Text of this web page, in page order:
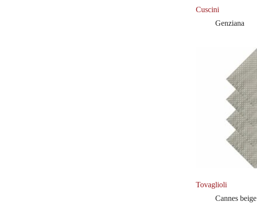
Cuscini
Genziana
Tovaglioli
Cannes beige